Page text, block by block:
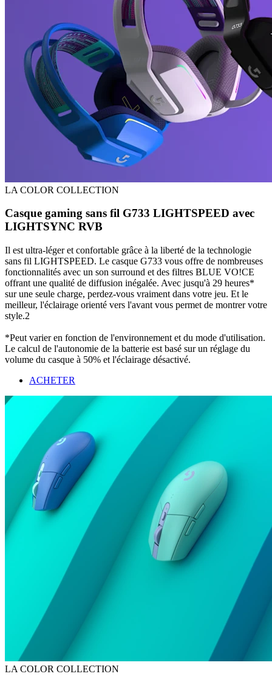
LA COLOR COLLECTION
Casque gaming sans fil G733 LIGHTSPEED avec
LIGHTSYNC RVB
Il est ultra-léger et confortable grâce à la liberté de la technologie
sans fil LIGHTSPEED. Le casque G733 vous offre de nombreuses
fonctionnalités avec un son surround et des filtres BLUE VO!CE
offrant une qualité de diffusion inégalée. Avec jusqu'à 29 heures*
sur une seule charge, perdez-vous vraiment dans votre jeu. Et le
meilleur, l'éclairage orienté vers l'avant vous permet de montrer votre
style.2
*Peut varier en fonction de l'environnement et du mode d'utilisation.
Le calcul de l'autonomie de la batterie est basé sur un réglage du
volume du casque à 50% et l'éclairage désactivé.
ACHETER
LA COLOR COLLECTION